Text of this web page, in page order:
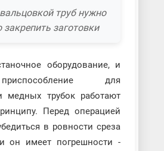
труб нужно
заготовки
оборудование, и
для
медных трубок работают
Перед операцией
в ровности среза
он имеет погрешности -